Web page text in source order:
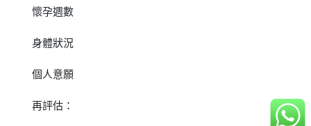
懷孕週數
身體狀況
個人意願
再評估：